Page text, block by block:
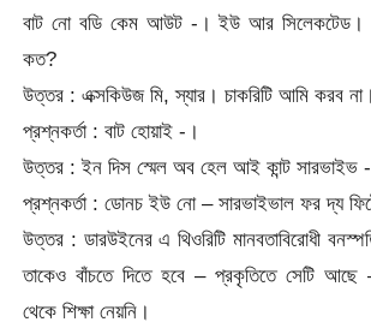
বাট নো বডি কেম আউট -। ইউ আর সিলেকটেড।
কত?
উত্তর : এক্সকিউজ মি, স্যার। চাকরিটি আমি করব না।
প্রশ্নকর্তা : বাট হোয়াই -।
উত্তর : ইন দিস স্মেল অব হেল আই কান্ট সারভাইভ
প্রশ্নকর্তা : ডোনচ ইউ নো – সারভাইভাল ফর দ্য
উত্তর : ডারউইনের এ থিওরিটি মানবতাবিরোধী
তাকেও বাঁচতে দিতে হবে – প্রকৃতিতে সেটি আছে
থেকে শিক্ষা নেয়নি।